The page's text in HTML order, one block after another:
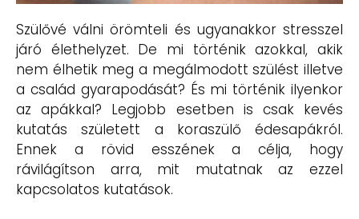
Szülővé válni örömteli és ugyanakkor stresszel
járó élethelyzet. De mi történik azokkal, akik
nem élhetik meg a megálmodott szülést illetve
a család gyarapodását? És mi történik ilyenkor
az apákkal? Legjobb esetben is csak kevés
kutatás született a koraszülő édesapákról.
Ennek a rövid esszének a célja, hogy
rávilágítson arra, mit mutatnak az ezzel
kapcsolatos kutatások.